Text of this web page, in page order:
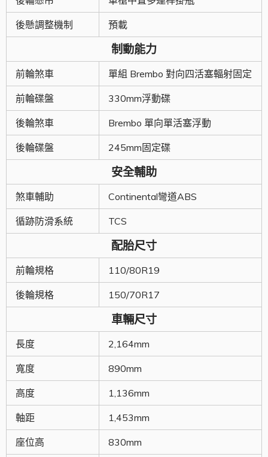
後懸調整機制 預載
制動能力
前輪煞車 單組 Brembo 對向四活塞輻射固定
前輪碟盤 330mm浮動碟
後輪煞車 Brembo 單向單活塞浮動
後輪碟盤 245mm固定碟
安全輔助
煞車輔助 Continental彎道ABS
循跡防滑系統 TCS
配胎尺寸
前輪規格 110/80R19
後輪規格 150/70R17
車輛尺寸
長度 2,164mm
寬度 890mm
高度 1,136mm
軸距 1,453mm
座位高 830mm